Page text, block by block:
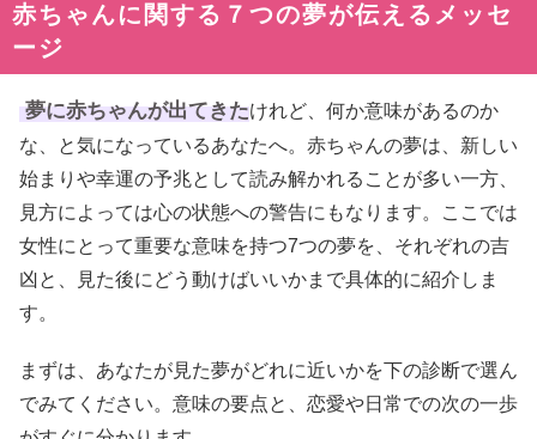
赤ちゃんに関する７つの夢が伝えるメッセ
ージ
夢に赤ちゃんが出てきたけれど、何か意味があるのか
な、と気になっているあなたへ。赤ちゃんの夢は、新しい
始まりや幸運の予兆として読み解かれることが多い一方、
見方によっては心の状態への警告にもなります。ここでは
女性にとって重要な意味を持つ7つの夢を、それぞれの吉
凶と、見た後にどう動けばいいかまで具体的に紹介しま
す。
まずは、あなたが見た夢がどれに近いかを下の診断で選ん
でみてください。意味の要点と、恋愛や日常での次の一歩